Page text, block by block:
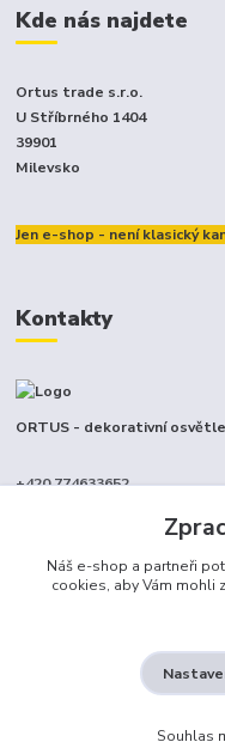
Kde nás najdete
Ortus trade s.r.o.
U Stříbrného 1404
39901
Milevsko
Jen e-shop - není klasický
Kontakty
ORTUS - dekorativní
+420 774633652
Náš e-shop a partneři
cookies, aby Vám mohli
Souhlas